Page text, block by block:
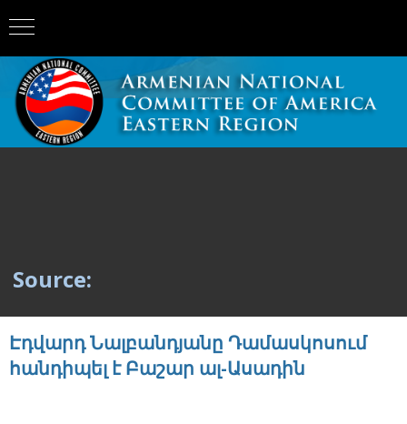
Source:
Էդվարդ Նալբանդյանը Դամասկոսում
հանդիպել է Բաշար ալ-Ասադին